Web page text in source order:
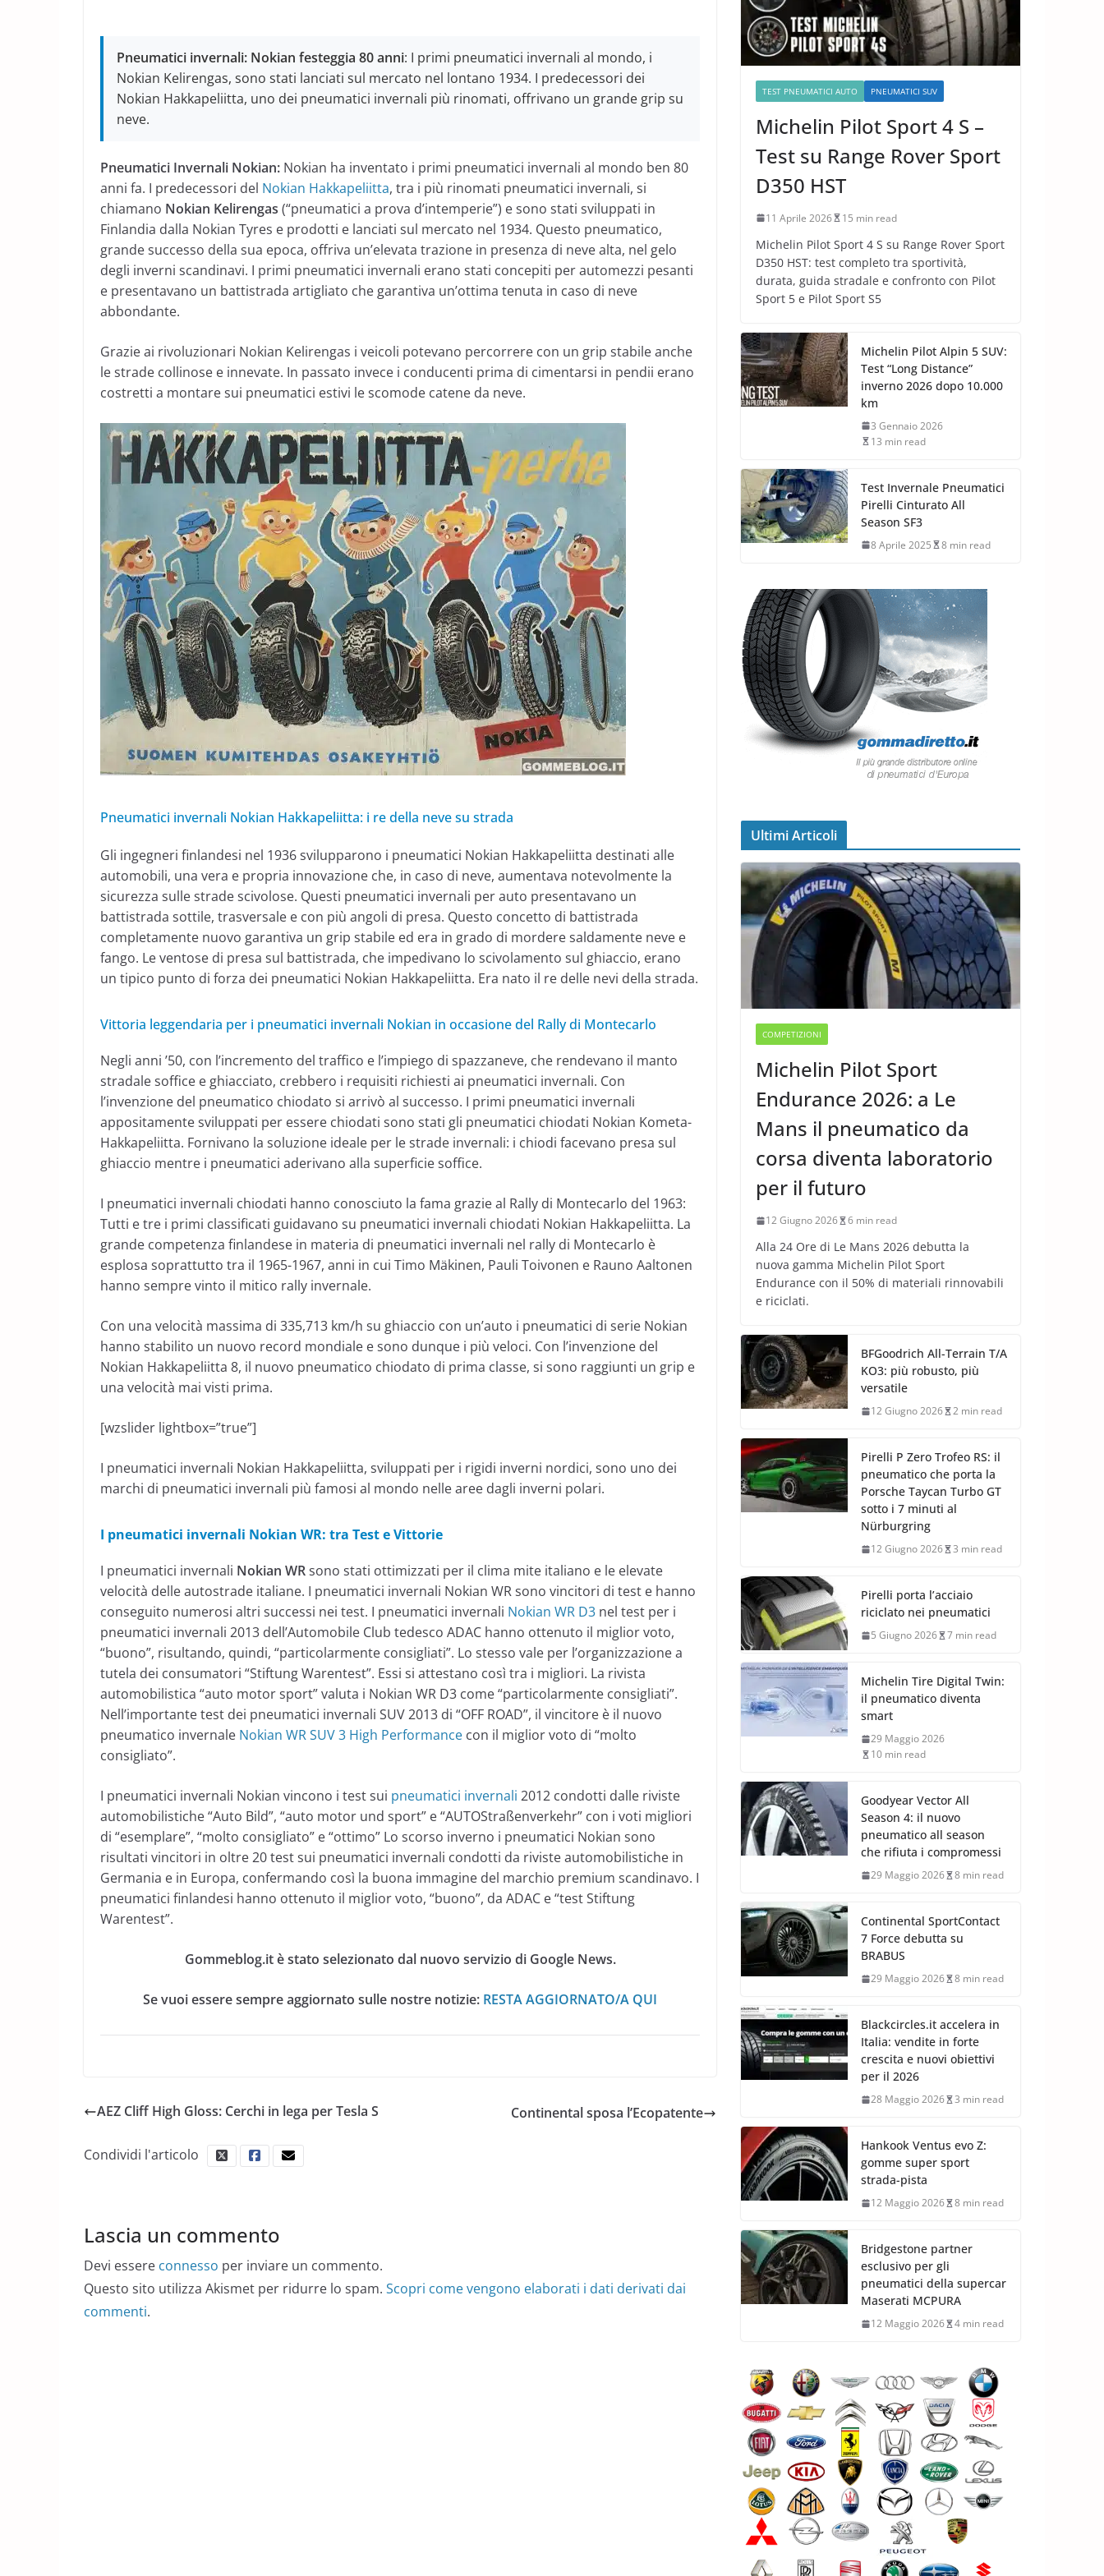
Pneumatici invernali: Nokian festeggia 80 anni: I primi pneumatici invernali al mondo, i
Nokian Kelirengas, sono stati lanciati sul mercato nel lontano 1934. I predecessori dei
Nokian Hakkapeliitta, uno dei pneumatici invernali più rinomati, offrivano un grande grip su
neve.
Pneumatici Invernali Nokian: Nokian ha inventato i primi pneumatici invernali al mondo ben 80
anni fa. I predecessori del Nokian Hakkapeliitta, tra i più rinomati pneumatici invernali, si
chiamano Nokian Kelirengas (“pneumatici a prova d’intemperie”) e sono stati sviluppati in
Finlandia dalla Nokian Tyres e prodotti e lanciati sul mercato nel 1934. Questo pneumatico,
grande successo della sua epoca, offriva un’elevata trazione in presenza di neve alta, nel gelo
degli inverni scandinavi. I primi pneumatici invernali erano stati concepiti per automezzi pesanti
e presentavano un battistrada artigliato che garantiva un’ottima tenuta in caso di neve
abbondante.
Grazie ai rivoluzionari Nokian Kelirengas i veicoli potevano percorrere con un grip stabile anche
le strade collinose e innevate. In passato invece i conducenti prima di cimentarsi in pendii erano
costretti a montare sui pneumatici estivi le scomode catene da neve.
Pneumatici invernali Nokian Hakkapeliitta: i re della neve su strada
Gli ingegneri finlandesi nel 1936 svilupparono i pneumatici Nokian Hakkapeliitta destinati alle
automobili, una vera e propria innovazione che, in caso di neve, aumentava notevolmente la
sicurezza sulle strade scivolose. Questi pneumatici invernali per auto presentavano un
battistrada sottile, trasversale e con più angoli di presa. Questo concetto di battistrada
completamente nuovo garantiva un grip stabile ed era in grado di mordere saldamente neve e
fango. Le ventose di presa sul battistrada, che impedivano lo scivolamento sul ghiaccio, erano
un tipico punto di forza dei pneumatici Nokian Hakkapeliitta. Era nato il re delle nevi della strada.
Vittoria leggendaria per i pneumatici invernali Nokian in occasione del Rally di Montecarlo
Negli anni ’50, con l’incremento del traffico e l’impiego di spazzaneve, che rendevano il manto
stradale soffice e ghiacciato, crebbero i requisiti richiesti ai pneumatici invernali. Con
l’invenzione del pneumatico chiodato si arrivò al successo. I primi pneumatici invernali
appositamente sviluppati per essere chiodati sono stati gli pneumatici chiodati Nokian Kometa-
Hakkapeliitta. Fornivano la soluzione ideale per le strade invernali: i chiodi facevano presa sul
ghiaccio mentre i pneumatici aderivano alla superficie soffice.
I pneumatici invernali chiodati hanno conosciuto la fama grazie al Rally di Montecarlo del 1963:
Tutti e tre i primi classificati guidavano su pneumatici invernali chiodati Nokian Hakkapeliitta. La
grande competenza finlandese in materia di pneumatici invernali nel rally di Montecarlo è
esplosa soprattutto tra il 1965-1967, anni in cui Timo Mäkinen, Pauli Toivonen e Rauno Aaltonen
hanno sempre vinto il mitico rally invernale.
Con una velocità massima di 335,713 km/h su ghiaccio con un’auto i pneumatici di serie Nokian
hanno stabilito un nuovo record mondiale e sono dunque i più veloci. Con l’invenzione del
Nokian Hakkapeliitta 8, il nuovo pneumatico chiodato di prima classe, si sono raggiunti un grip e
una velocità mai visti prima.
[wzslider lightbox=”true”]
I pneumatici invernali Nokian Hakkapeliitta, sviluppati per i rigidi inverni nordici, sono uno dei
marchi di pneumatici invernali più famosi al mondo nelle aree dagli inverni polari.
I pneumatici invernali Nokian WR: tra Test e Vittorie
I pneumatici invernali Nokian WRsono stati ottimizzati per il clima mite italiano e le elevate
velocità delle autostrade italiane. I pneumatici invernali Nokian WR sono vincitori di test e hanno
conseguito numerosi altri successi nei test. I pneumatici invernali Nokian WR D3 nel test per i
pneumatici invernali 2013 dell’Automobile Club tedesco ADAC hanno ottenuto il miglior voto,
“buono”, risultando, quindi, “particolarmente consigliati”. Lo stesso vale per l’organizzazione a
tutela dei consumatori “Stiftung Warentest”. Essi si attestano così tra i migliori. La rivista
automobilistica “auto motor sport” valuta i Nokian WR D3 come “particolarmente consigliati”.
Nell’importante test dei pneumatici invernali SUV 2013 di “OFF ROAD”, il vincitore è il nuovo
pneumatico invernale Nokian WR SUV 3 High Performance con il miglior voto di “molto
consigliato”.
I pneumatici invernali Nokian vincono i test sui pneumatici invernali 2012 condotti dalle riviste
automobilistiche “Auto Bild”, “auto motor und sport” e “AUTOStraßenverkehr” con i voti migliori
di “esemplare”, “molto consigliato” e “ottimo” Lo scorso inverno i pneumatici Nokian sono
risultati vincitori in oltre 20 test sui pneumatici invernali condotti da riviste automobilistiche in
Germania e in Europa, confermando così la buona immagine del marchio premium scandinavo. I
pneumatici finlandesi hanno ottenuto il miglior voto, “buono”, da ADAC e “test Stiftung
Warentest”.
Gommeblog.it è stato selezionato dal nuovo servizio di Google News.
Se vuoi essere sempre aggiornato sulle nostre notizie: RESTA AGGIORNATO/A QUI
AEZ Cliff High Gloss: Cerchi in lega per Tesla S Continental sposa l’Ecopatente
Condividi l'articolo
Lascia un commento
Devi essere connesso per inviare un commento.
Questo sito utilizza Akismet per ridurre lo spam. Scopri come vengono elaborati i dati derivati dai
commenti.
TEST PNEUMATICI AUTO PNEUMATICI SUV
Michelin Pilot Sport 4 S –
Test su Range Rover Sport
D350 HST
11 Aprile 2026 15 min read
Michelin Pilot Sport 4 S su Range Rover Sport
D350 HST: test completo tra sportività,
durata, guida stradale e confronto con Pilot
Sport 5 e Pilot Sport S5
Michelin Pilot Alpin 5 SUV:
Test “Long Distance”
inverno 2026 dopo 10.000
km
3 Gennaio 2026
13 min read
Test Invernale Pneumatici
Pirelli Cinturato All
Season SF3
8 Aprile 2025 8 min read
Ultimi Articoli
COMPETIZIONI
Michelin Pilot Sport
Endurance 2026: a Le
Mans il pneumatico da
corsa diventa laboratorio
per il futuro
12 Giugno 2026 6 min read
Alla 24 Ore di Le Mans 2026 debutta la
nuova gamma Michelin Pilot Sport
Endurance con il 50% di materiali rinnovabili
e riciclati.
BFGoodrich All-Terrain T/A
KO3: più robusto, più
versatile
12 Giugno 2026 2 min read
Pirelli P Zero Trofeo RS: il
pneumatico che porta la
Porsche Taycan Turbo GT
sotto i 7 minuti al
Nürburgring
12 Giugno 2026 3 min read
Pirelli porta l’acciaio
riciclato nei pneumatici
5 Giugno 2026 7 min read
Michelin Tire Digital Twin:
il pneumatico diventa
smart
29 Maggio 2026
10 min read
Goodyear Vector All
Season 4: il nuovo
pneumatico all season
che rifiuta i compromessi
29 Maggio 2026 8 min read
Continental SportContact
7 Force debutta su
BRABUS
29 Maggio 2026 8 min read
Blackcircles.it accelera in
Italia: vendite in forte
crescita e nuovi obiettivi
per il 2026
28 Maggio 2026 3 min read
Hankook Ventus evo Z:
gomme super sport
strada-pista
12 Maggio 2026 8 min read
Bridgestone partner
esclusivo per gli
pneumatici della supercar
Maserati MCPURA
12 Maggio 2026 4 min read